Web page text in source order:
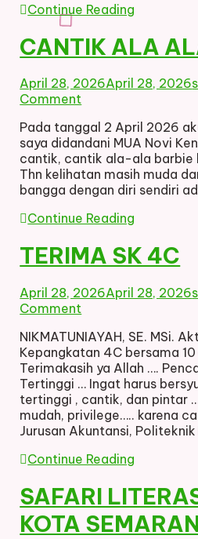
Continue Reading
CANTIK ALA
April 28, 2026April 28, 2026
Commenton
ALA
ALA
BARBIE
Pada tanggal 2 April 2026
saya didandani MUA Novi
cantik, cantik ala-ala barbie
Thn kelihatan masih muda
bangga dengan diri sendiri
Continue Reading
TERIMA SK 4C
April 28, 2026April 28, 2026
Commenton
SK
4C
NIKMATUNIAYAH, SE. MSi.
Kepangkatan 4C bersama
Terimakasih ya Allah ….
Tertinggi … Ingat harus
tertinggi , cantik, dan pintar
mudah, privilege….. karena
Jurusan Akuntansi,
Continue Reading
SAFARI
KOTA